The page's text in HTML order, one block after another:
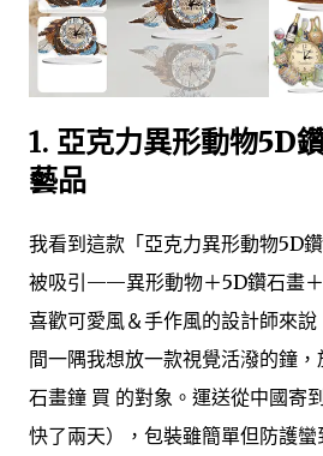
1. 亞克力異形動物5D
藝品
我看到這款「亞克力異形動物5D
被吸引——異形動物＋5D鑽石畫
喜歡可愛風＆手作風的設計師來
間一隅我想放一款視覺活潑的鐘
石畫鐘 買 的對象。運送從中國寄
快了兩天），包裝雖簡單但防護